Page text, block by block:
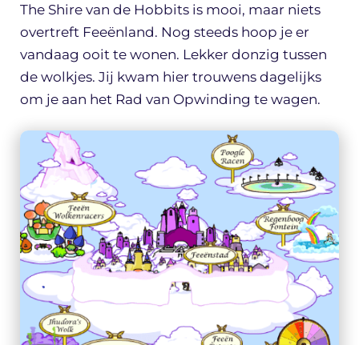
The Shire van de Hobbits is mooi, maar niets
overtreft Feeënland. Nog steeds hoop je er
vandaag ooit te wonen. Lekker donzig tussen
de wolkjes. Jij kwam hier trouwens dagelijks
om je aan het Rad van Opwinding te wagen.